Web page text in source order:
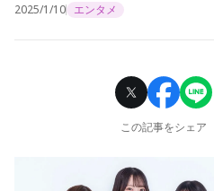
2025/1/10 エンタメ
この記事をシェア